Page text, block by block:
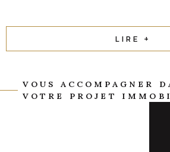
LIRE +
VOUS ACCOMPAGNER
VOTRE PROJET